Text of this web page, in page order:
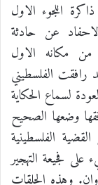
اللجوء الاول
عن حادثة
من مكانه الاول
رافقت الفلسطيني
لسماع الحكاية
وضعها الصحيح
الفلسطينية
على فجيعة التهجير
وهذه الحلقات